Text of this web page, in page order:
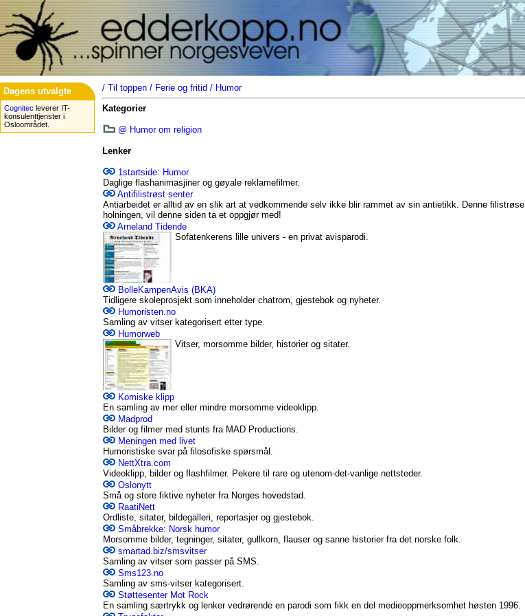
Dagens utvalgte
Cognitec leverer IT-
konsulenttjenster i
Osloområdet.
/ Til toppen / Ferie og fritid / Humor
Kategorier
@ Humor om religion
Lenker
1startside: Humor
Daglige flashanimasjiner og gøyale reklamefilmer.
Antifilistrøst senter
Antiarbeidet er alltid av en slik art at vedkommende selv ikke blir rammet av sin antietikk. Denne filistrøse
holningen, vil denne siden ta et oppgjør med!
Arneland Tidende
Sofatenkerens lille univers - en privat avisparodi.
BolleKampenAvis (BKA)
Tidligere skoleprosjekt som inneholder chatrom, gjestebok og nyheter.
Humoristen.no
Samling av vitser kategorisert etter type.
Humorweb
Vitser, morsomme bilder, historier og sitater.
Komiske klipp
En samling av mer eller mindre morsomme videoklipp.
Madprod
Bilder og filmer med stunts fra MAD Productions.
Meningen med livet
Humoristiske svar på filosofiske spørsmål.
NettXtra.com
Videoklipp, bilder og flashfilmer. Pekere til rare og utenom-det-vanlige nettsteder.
Oslonytt
Små og store fiktive nyheter fra Norges hovedstad.
RaatiNett
Ordliste, sitater, bildegalleri, reportasjer og gjestebok.
Småbrekke: Norsk humor
Morsomme bilder, tegninger, sitater, gullkorn, flauser og sanne historier fra det norske folk.
smartad.biz/smsvitser
Samling av vitser som passer på SMS.
Sms123.no
Samling av sms-vitser kategorisert.
Støttesenter Mot Rock
En samling særtrykk og lenker vedrørende en parodi som fikk en del medieoppmerksomhet høsten 1996.